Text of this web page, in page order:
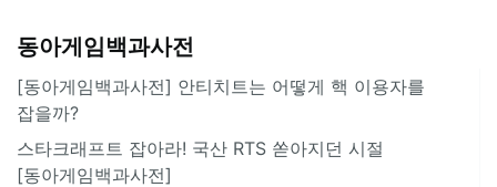
동아게임백과사전
[동아게임백과사전] 안티치트는 어떻게 핵 이용자를
잡을까?
스타크래프트 잡아라! 국산 RTS 쏟아지던 시절
[동아게임백과사전]